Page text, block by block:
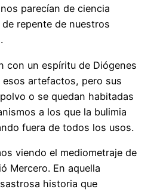
parecían de ciencia
repente de nuestros
con un espíritu de Diógenes
esos artefactos, pero sus
o se quedan habitadas
a los que la bulimia
fuera de todos los usos.
viendo el mediometraje de
Mercero. En aquella
historia que